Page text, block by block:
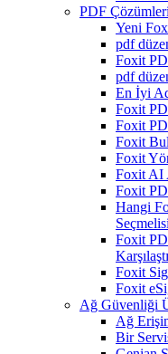
PDF Çözümleri
Yeni
pdf
Foxit
pdf
En İyi
Foxit
Foxit
Foxit
Foxit
Foxit AI
Foxit
Hangi
Foxit
Foxit
Foxit
Ağ Güvenliği
Ağ
Bir